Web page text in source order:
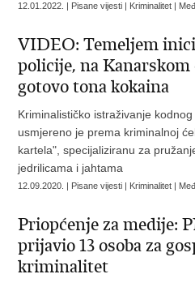
12.01.2022. | Pisane vijesti | Kriminalitet |
VIDEO: Temeljem
policije, na
gotovo tona kokaina
Kriminalističko istraživanje kodnog
usmjereno je prema kriminalnoj
kartela", specijaliziranu za
jedrilicama i jahtama
12.09.2020. | Pisane vijesti | Kriminalitet |
Priopćenje za medije:
prijavio 13 osoba za
kriminalitet